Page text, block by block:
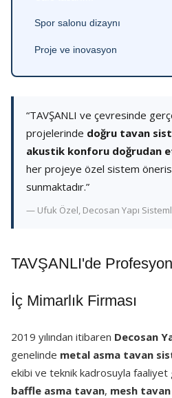
Spor salonu dizaynı
Proje ve inovasyon
“TAVŞANLI ve çevresinde
projelerinde doğru tavan
akustik konforu doğrudan
her projeye özel sistem
sunmaktadır.”
— Ufuk Özel, Decosan Yapı
TAVŞANLI'de
İç Mimarlık Firması
2019 yılından itibaren Decosan
genelinde metal asma tavan
ekibi ve teknik kadrosuyla
baffle asma tavan, mesh